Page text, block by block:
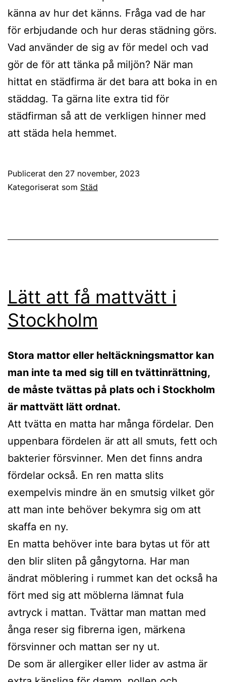
känna av hur det känns. Fråga vad de har
för erbjudande och hur deras städning görs.
Vad använder de sig av för medel och vad
gör de för att tänka på miljön? När man
hittat en städfirma är det bara att boka in en
städdag. Ta gärna lite extra tid för
städfirman så att de verkligen hinner med
att städa hela hemmet.
Publicerat den 27 november, 2023
Kategoriserat som Städ
Lätt att få mattvätt i
Stockholm
Stora mattor eller heltäckningsmattor kan
man inte ta med sig till en tvättinrättning,
de måste tvättas på plats och i Stockholm
är mattvätt lätt ordnat.
Att tvätta en matta har många fördelar. Den
uppenbara fördelen är att all smuts, fett och
bakterier försvinner. Men det finns andra
fördelar också. En ren matta slits
exempelvis mindre än en smutsig vilket gör
att man inte behöver bekymra sig om att
skaffa en ny.
En matta behöver inte bara bytas ut för att
den blir sliten på gångytorna. Har man
ändrat möblering i rummet kan det också ha
fört med sig att möblerna lämnat fula
avtryck i mattan. Tvättar man mattan med
ånga reser sig fibrerna igen, märkena
försvinner och mattan ser ny ut.
De som är allergiker eller lider av astma är